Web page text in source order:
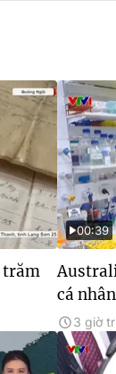
trăm
00:39
cá
3 giờ